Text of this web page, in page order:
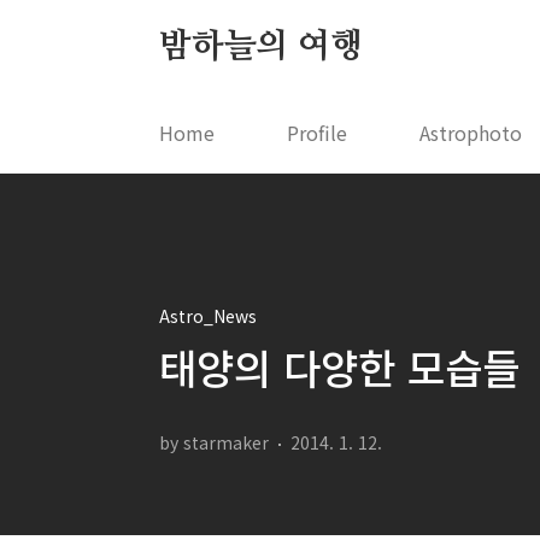
밤하늘의 여행
Home Profile Astrophoto
Astro_News
태양의 다양한 모습들
by starmaker 2014. 1. 12.